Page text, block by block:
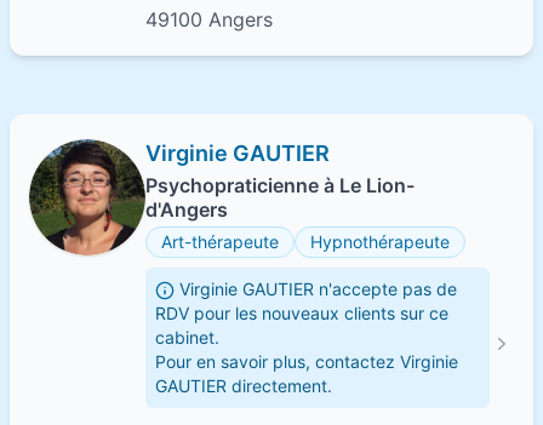
49100 Angers
Virginie GAUTIER
Psychopraticienne à Le Lion-
d'Angers
Art-thérapeute Hypnothérapeute
Virginie GAUTIER n'accepte pas de
RDV pour les nouveaux clients sur ce
cabinet.
Pour en savoir plus, contactez Virginie
GAUTIER directement.